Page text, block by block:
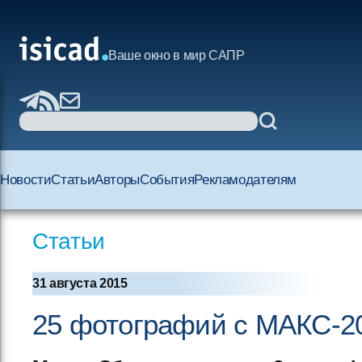
Ваше окно в мир САПР
НовостиСтатьиАвторыСобытияРекламодателям
Статьи
31 августа 2015
25 фотографий с МАКС-